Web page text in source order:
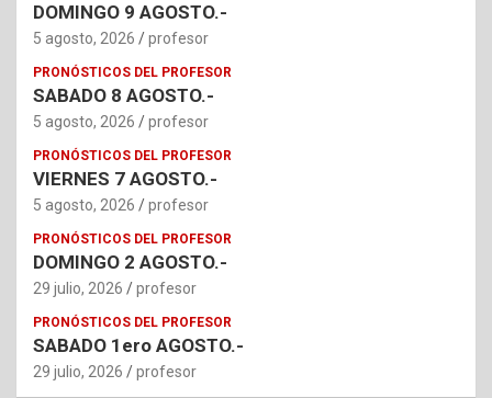
DOMINGO 9 AGOSTO.-
5 agosto, 2026 profesor
PRONÓSTICOS DEL PROFESOR
SABADO 8 AGOSTO.-
5 agosto, 2026 profesor
PRONÓSTICOS DEL PROFESOR
VIERNES 7 AGOSTO.-
5 agosto, 2026 profesor
PRONÓSTICOS DEL PROFESOR
DOMINGO 2 AGOSTO.-
29 julio, 2026 profesor
PRONÓSTICOS DEL PROFESOR
SABADO 1ero AGOSTO.-
29 julio, 2026 profesor